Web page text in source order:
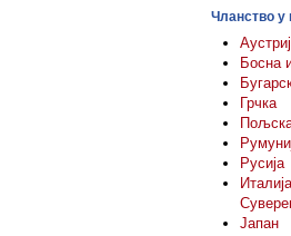
Чланство у
Босна
Грчка
Русија
Јапан